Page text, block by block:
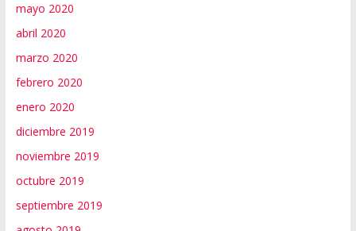
mayo 2020
abril 2020
marzo 2020
febrero 2020
enero 2020
diciembre 2019
noviembre 2019
octubre 2019
septiembre 2019